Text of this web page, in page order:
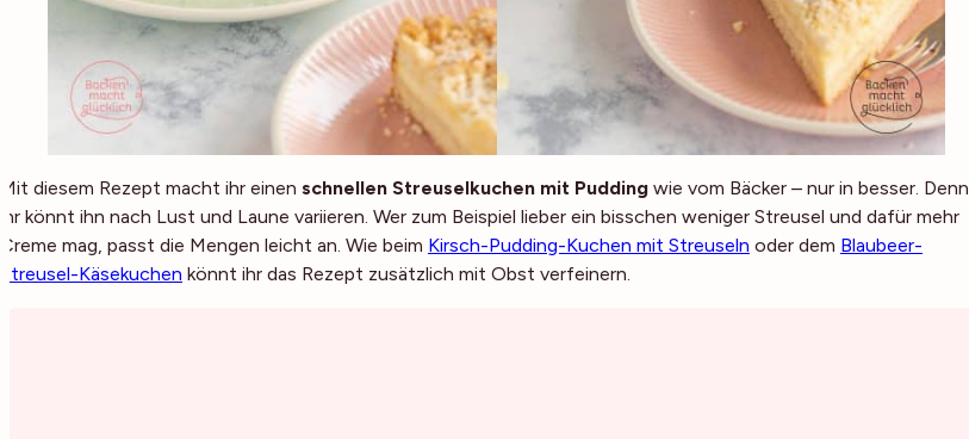
Mit diesem Rezept macht ihr einen schnellen Streuselkuchen mit Pudding wie vom Bäcker – nur in besser. Denn
ihr könnt ihn nach Lust und Laune variieren. Wer zum Beispiel lieber ein bisschen weniger Streusel und dafür mehr
Creme mag, passt die Mengen leicht an. Wie beim Kirsch-Pudding-Kuchen mit Streuseln oder dem Blaubeer-
Streusel-Käsekuchen könnt ihr das Rezept zusätzlich mit Obst verfeinern.